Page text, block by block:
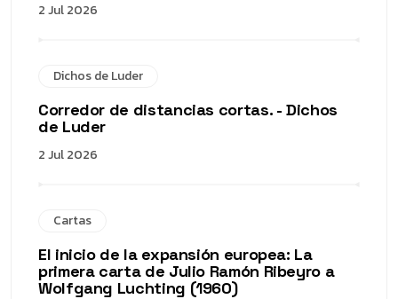
2 Jul 2026
Dichos de Luder
Corredor de distancias cortas. - Dichos
de Luder
2 Jul 2026
Cartas
El inicio de la expansión europea: La
primera carta de Julio Ramón Ribeyro a
Wolfgang Luchting (1960)